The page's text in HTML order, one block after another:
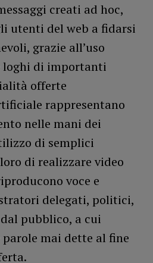
creati ad hoc,
utenti del web a fidarsi
grazie all’uso
di importanti
offerte
rappresentano
nelle mani dei
di semplici
di realizzare video
voce e
delegati, politici,
pubblico, a cui
mai dette al fine